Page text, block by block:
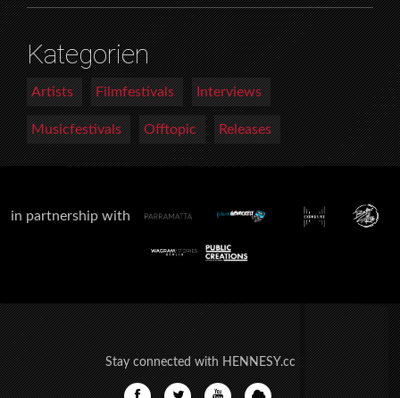
Kategorien
Artists Filmfestivals Interviews
Musicfestivals Offtopic Releases
in partnership with
Stay connected with HENNESY.cc